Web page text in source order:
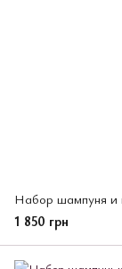
1 850 грн